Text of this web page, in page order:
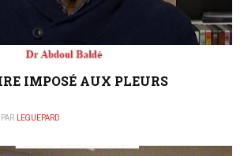
IMPOSÉ AUX PLEURS
PAR LEGUEPARD